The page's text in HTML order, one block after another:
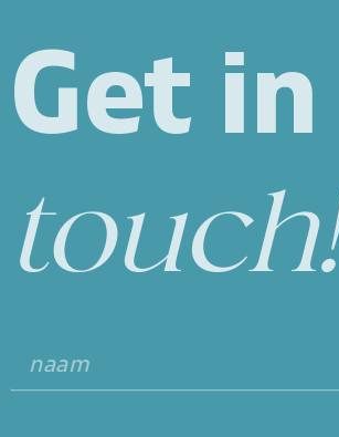
Get in
touch!